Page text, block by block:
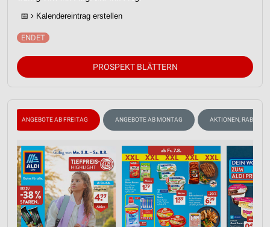
📅 Kalendereintrag erstellen
PROSPEKT BLÄTTERN
ANGEBOTE AB FREITAG ANGEBOTE AB MONTAG AKTIONEN, RABATTE